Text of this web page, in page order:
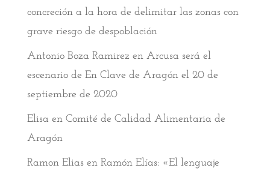
concreción a la hora de delimitar las zonas con
grave riesgo de despoblación
Antonio Boza Ramirez en Arcusa será el
escenario de En Clave de Aragón el 20 de
septiembre de 2020
Elisa en Comité de Calidad Alimentaria de
Aragón
Ramon Eliasen Ramón Elías: «El lenguaje